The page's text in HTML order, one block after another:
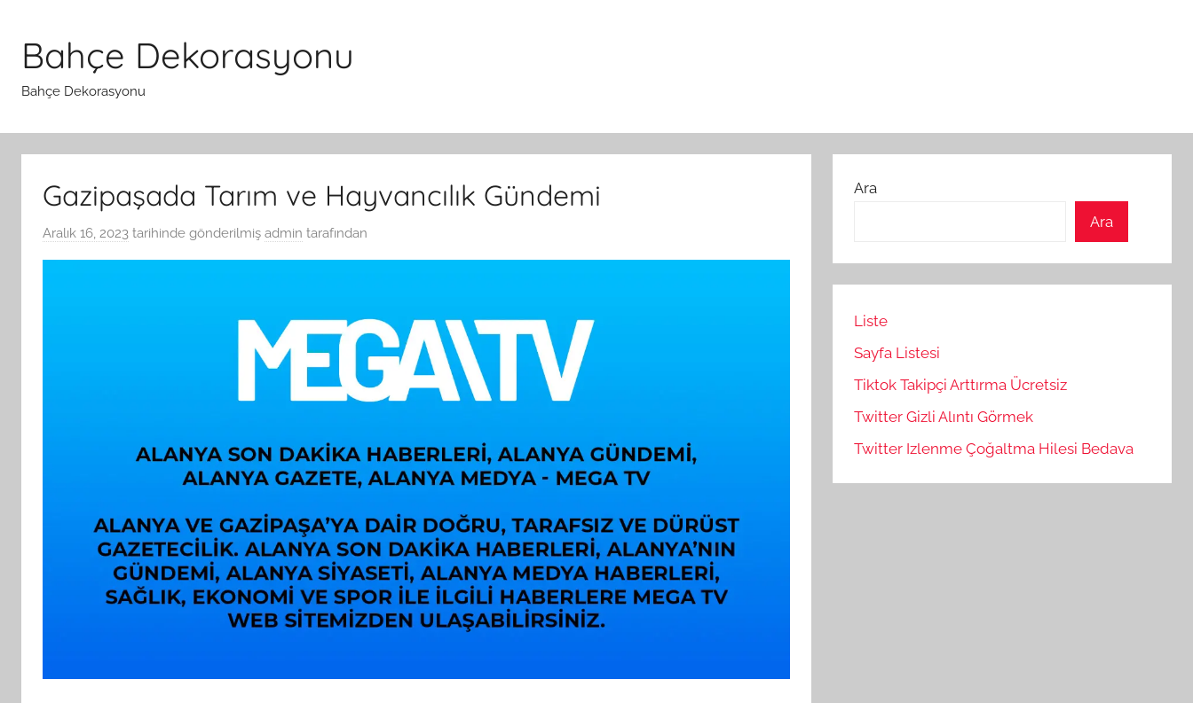
Bahçe Dekorasyonu
Bahçe Dekorasyonu
Gazipaşada Tarım ve Hayvancılık Gündemi
Aralık 16, 2023 tarihinde gönderilmiş admin tarafından
Ara
Ara
Liste
Sayfa Listesi
Tiktok Takipçi Arttırma Ücretsiz
Twitter Gizli Alıntı Görmek
Twitter Izlenme Çoğaltma Hilesi Bedava